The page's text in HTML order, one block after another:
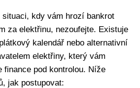
situaci, kdy vám hrozí bankrot
za elektřinu, nezoufejte. Existuje
kalendář nebo alternativní
elektřiny, který vám
finance pod kontrolou. Níže
jak postupovat: